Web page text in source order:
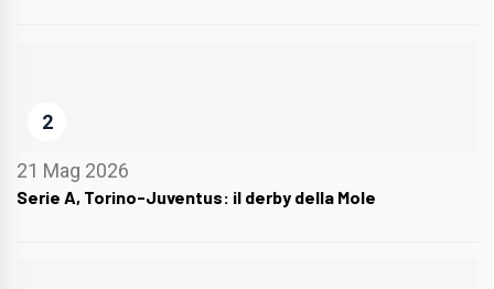
2
21 Mag 2026
Serie A, Torino-Juventus: il derby della Mole